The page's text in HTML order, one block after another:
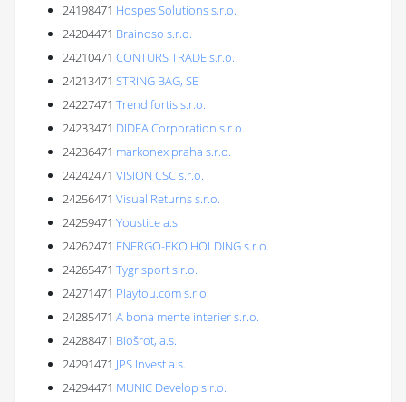
24198471 Hospes Solutions s.r.o.
24204471 Brainoso s.r.o.
24210471 CONTURS TRADE s.r.o.
24213471 STRING BAG, SE
24227471 Trend fortis s.r.o.
24233471 DIDEA Corporation s.r.o.
24236471 markonex praha s.r.o.
24242471 VISION CSC s.r.o.
24256471 Visual Returns s.r.o.
24259471 Youstice a.s.
24262471 ENERGO-EKO HOLDING s.r.o.
24265471 Tygr sport s.r.o.
24271471 Playtou.com s.r.o.
24285471 A bona mente interier s.r.o.
24288471 Biošrot, a.s.
24291471 JPS Invest a.s.
24294471 MUNIC Develop s.r.o.